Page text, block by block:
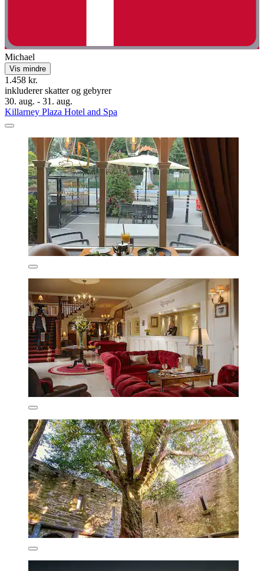
Michael
Vis mindre
1.458 kr.
inkluderer skatter og gebyrer
30. aug. - 31. aug.
Killarney Plaza Hotel and Spa